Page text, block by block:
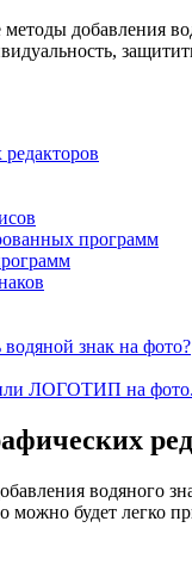
добавления
программ
знак на фото?
ЛОГОТИП на фото.
водяного
можно будет легко